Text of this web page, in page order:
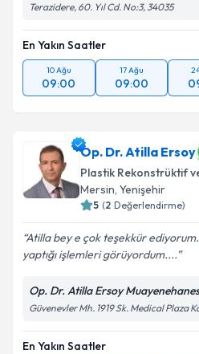
Terazidere, 60. Yıl Cd. No:3, 34035
En Yakın Saatler
10 Ağu
09:00
17 Ağu
09:00
Op. Dr. Atilla Ersoy
Plastik Rekonstrüktif
Mersin, Yenişehir
5 (2 Değerlendirme)
Atilla bey e çok teşekkür
yaptığı işlemleri görüyordum....
Op. Dr. Atilla Ersoy
Güvenevler Mh. 1919 Sk. Medical Plaza
En Yakın Saatler